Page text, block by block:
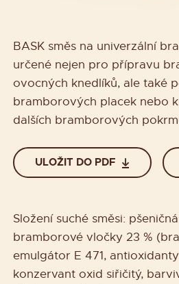
BASK směs na univerzální
určené nejen pro přípravu
ovocných knedlíků, ale také
bramborových placek nebo
dalších bramborových
ULOŽIT DO PDF
Složení suché směsi:
bramborové vločky 23 %
emulgátor E 471,
konzervant oxid siřičitý,